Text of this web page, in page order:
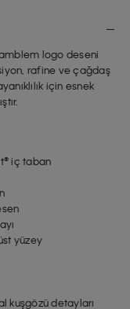
logo deseni
rafine ve çağdaş
için esnek
iç taban
yüzey
kuşgözü detayları